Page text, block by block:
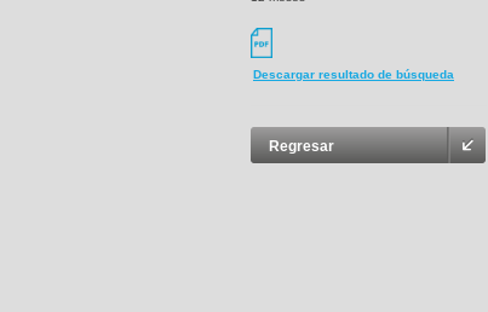
Descargar resultado de búsqueda
Regresar